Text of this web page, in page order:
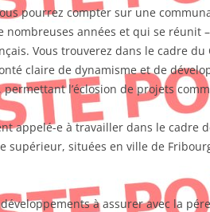
pourrez compter sur une
nombreuses années et qui se réunit
Vous trouverez dans le cadre
claire de dynamisme et de
l’éclosion de projets
appelé-e à travailler dans le cadre
supérieur, situées en ville de
à assurer avec la